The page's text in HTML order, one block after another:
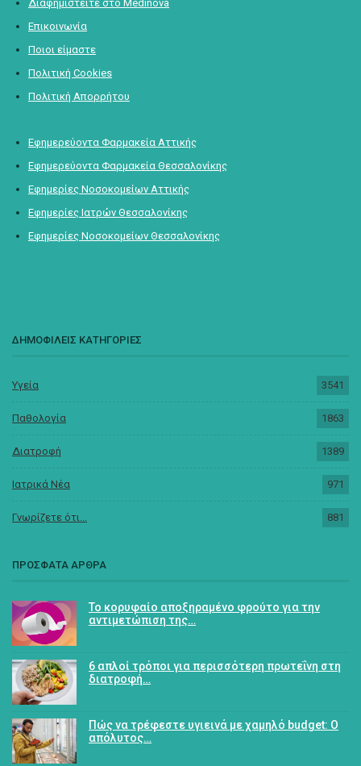
Διαφημιστείτε στο Medinova
Επικοινωνία
Ποιοι είμαστε
Πολιτική Cookies
Πολιτική Απορρήτου
Εφημερεύοντα Φαρμακεία Αττικής
Εφημερεύοντα Φαρμακεία Θεσσαλονίκης
Εφημερίες Νοσοκομείων Αττικής
Εφημερίες Ιατρών Θεσσαλονίκης
Εφημερίες Νοσοκομείων Θεσσαλονίκης
ΔΗΜΟΦΙΛΕΙΣ ΚΑΤΗΓΟΡΙΕΣ
Υγεία 3541
Παθολογία 1863
Διατροφή 1389
Ιατρικά Νέα 971
Γνωρίζετε ότι... 881
ΠΡΟΣΦΑΤΑ ΑΡΘΡΑ
Το κορυφαίο αποξηραμένο φρούτο για την
αντιμετώπιση της…
6 απλοί τρόποι για περισσότερη πρωτεΐνη στη
διατροφή…
Πώς να τρέφεστε υγιεινά με χαμηλό budget: Ο
απόλυτος…